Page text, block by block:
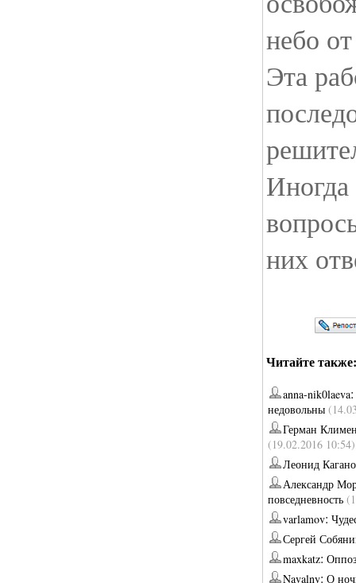
небо
Эта
Иногда
них
Читайте также:
anna-nik0laeva:
недовольны
Герман
(19.02.2016 10:54)
Леонид
Александр
повседневность
varlamov:
Сергей
maxkatz:
Navalny: О